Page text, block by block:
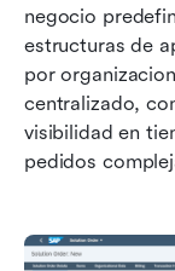
negocio
estructuras de
por
centralizado,
visibilidad en
pedidos